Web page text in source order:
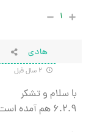
۱
هادی
با سلام و تشکر
۶.۲.۹ هم آمده است.